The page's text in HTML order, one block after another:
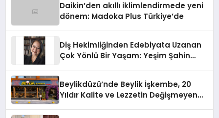
Daikin’den akıllı iklimlendirmede yeni
dönem: Madoka Plus Türkiye’de
Diş Hekimliğinden Edebiyata Uzanan
Çok Yönlü Bir Yaşam: Yeşim Şahin
Beylikdüzü’nde Beylik İşkembe, 20
Yıldır Kalite ve Lezzetin Değişmeyen